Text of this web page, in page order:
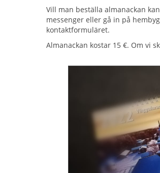
Vill man beställa almanackan
messenger eller gå in på
kontaktformuläret.
Almanackan kostar 15 €. Om vi